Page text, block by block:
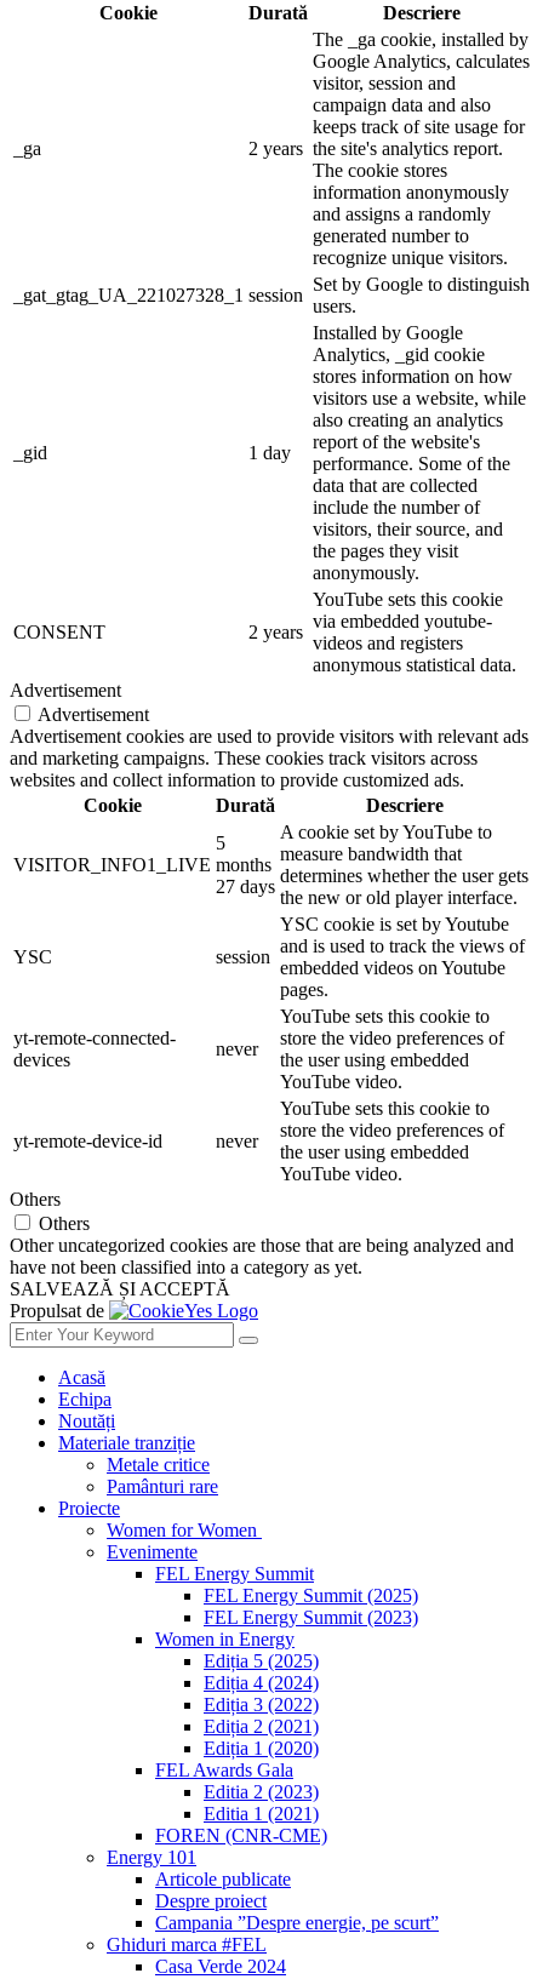
Cookie
Durată Descriere
_ga 2 years
The _ga cookie, installed by
Google Analytics, calculates
visitor, session and
campaign data and also
keeps track of site usage for
the site's analytics report.
The cookie stores
information anonymously
and assigns a randomly
generated number to
recognize unique visitors.
_gat_gtag_UA_221027328_1 session
Set by Google to distinguish
users.
_gid 1 day
Installed by Google
Analytics, _gid cookie
stores information on how
visitors use a website, while
also creating an analytics
report of the website's
performance. Some of the
data that are collected
include the number of
visitors, their source, and
the pages they visit
anonymously.
CONSENT 2 years
YouTube sets this cookie
via embedded youtube-
videos and registers
anonymous statistical data.
Advertisement
Advertisement
Advertisement cookies are used to provide visitors with relevant ads
and marketing campaigns. These cookies track visitors across
websites and collect information to provide customized ads.
Cookie
Durată Descriere
VISITOR_INFO1_LIVE
5
months
27 days
A cookie set by YouTube to
measure bandwidth that
determines whether the user gets
the new or old player interface.
YSC session
YSC cookie is set by Youtube
and is used to track the views of
embedded videos on Youtube
pages.
yt-remote-connected-
devices
never
YouTube sets this cookie to
store the video preferences of
the user using embedded
YouTube video.
yt-remote-device-id never
YouTube sets this cookie to
store the video preferences of
the user using embedded
YouTube video.
Others
Others
Other uncategorized cookies are those that are being analyzed and
have not been classified into a category as yet.
SALVEAZĂ ȘI ACCEPTĂ
Propulsat de
Acasă
Echipa
Noutăți
Materiale tranziție
Metale critice
Pamânturi rare
Proiecte
Women for Women
Evenimente
FEL Energy Summit
FEL Energy Summit (2025)
FEL Energy Summit (2023)
Women in Energy
Ediția 5 (2025)
Ediția 4 (2024)
Ediția 3 (2022)
Ediția 2 (2021)
Ediția 1 (2020)
FEL Awards Gala
Editia 2 (2023)
Editia 1 (2021)
FOREN (CNR-CME)
Energy 101
Articole publicate
Despre proiect
Campania ”Despre energie, pe scurt”
Ghiduri marca #FEL
Casa Verde 2024